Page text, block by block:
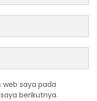
saya pada
berikutnya.